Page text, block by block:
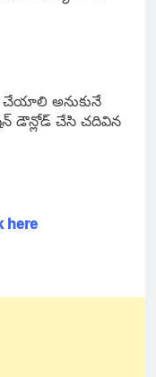
చేయాలి అనుకునే
డౌన్లోడ్ చేసి చదివిన
here